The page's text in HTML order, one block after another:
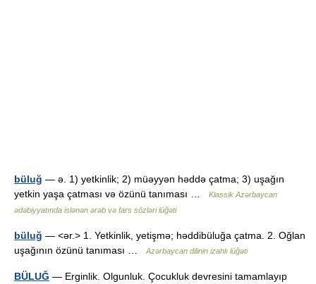
büluğ — ə. 1) yetkinlik; 2) müəyyən həddə çatma; 3) uşağın
yetkin yaşa çatması və özünü tanıması …
Klassik Azərbaycan
ədəbiyyatında islənən ərəb və fars sözləri lüğəti
büluğ — <ər.> 1. Yetkinlik, yetişmə; həddibüluğa çatma. 2. Oğlan
uşağının özünü tanıması …
Azərbaycan dilinin izahlı lüğəti
BÜLUĞ — Erginlik. Olgunluk. Çocukluk devresini tamamlayıp